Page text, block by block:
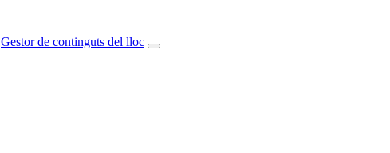
Gestor de continguts del lloc